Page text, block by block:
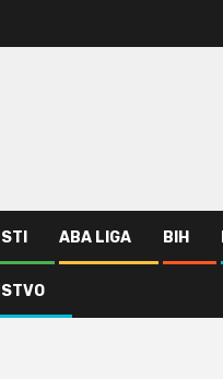
ABA LIGA BIH